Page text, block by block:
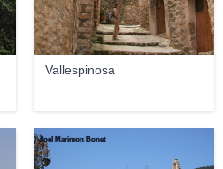
Vallespinosa
Joel Marimon Bonet